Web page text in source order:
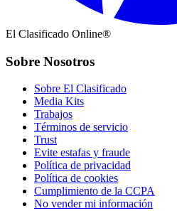
El Clasificado Online®
Sobre Nosotros
Sobre El Clasificado
Media Kits
Trabajos
Términos de servicio
Trust
Evite estafas y fraude
Política de privacidad
Política de cookies
Cumplimiento de la CCPA
No vender mi información